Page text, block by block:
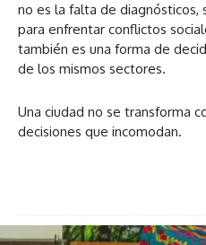
no es la falta de diagnósticos,
para enfrentar conflictos
también es una forma de
de los mismos sectores.
Una ciudad no se transforma
decisiones que incomodan.